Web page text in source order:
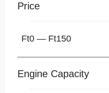
Price
Ft0 — Ft150
Engine Capacity